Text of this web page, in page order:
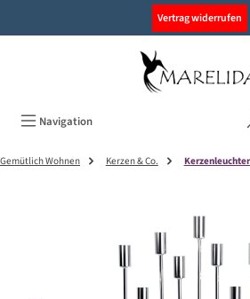
Vertrag widerrufen
Navigation
Gemütlich Wohnen Kerzen & Co.